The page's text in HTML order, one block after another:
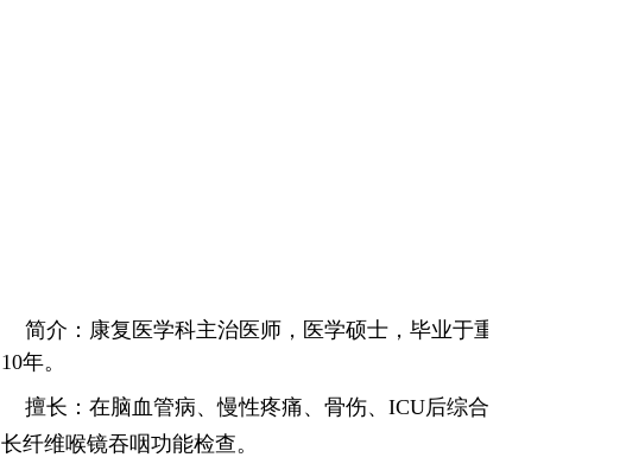
简介：康复医学科主治医师，医学硕士，毕业于重庆医科大学
10年。
擅长：在脑血管病、慢性疼痛、骨伤、ICU后综合征等疾病康
长纤维喉镜吞咽功能检查。